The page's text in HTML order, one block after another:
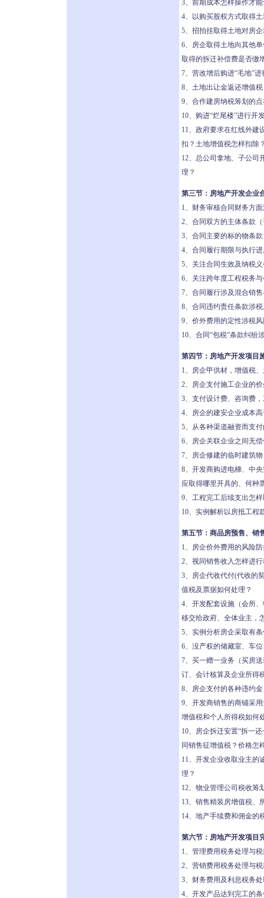
3、前期成本怎样操作才
4、以购买股权方式取得
5、招拍挂取得土地对房
6、房企取得土地向其他
取得的拆迁补偿费是否缴
7、营改增后购进“毛地”
8、土地出让金返还增值
9、合作建房纳税筹划的
10、购进“烂尾楼”进行开
11、政府要求在红线外建
扣？土地增值税怎样扣除
12、总公司拿地、子公司
理？
第三节：房地产开发企业
1、财务审核合同财务方
2、合同双方的主体条款
3、合同主要的标的物条
4、合同履行期限与执行
5、关注合同生效及纳税
6、关注跨年度工程税务
7、合同履行涉及混合销
8、合同违约责任条款涉
9、价外费用的定性涉税
10、合同“包税”条款纠纷
第四节：房地产开发项目
1、房企甲供材，增值税
2、房企支付施工企业的
3、支付设计费、咨询费
4、房企的建安企业成本
5、从各种渠道融资而支
6、房企关联企业之间无
7、房企修建的临时建筑
8、开发商购进电梯、中
应取得哪里开具的、何种
9、工程完工后续支出怎
10、实例解析以房抵工程
第五节：商品房预售、销
1、房企价外费用的风险
2、视同销售收入怎样进
3、房企代收代付(代收的
值税及票据如何处理？
4、开发配套设施（会所
移交给政府、全体业主，
5、实例分析房企采取有
6、没产权的储藏室、车
7、买一赠一业务（买房
订、会计核算及企业所得
8、房企支付的各种违约
9、开发商销售的商铺采
增值税和个人所得税如何
10、房企拆迁安置“拆一
同销售征增值税？价格怎
11、开发企业收取业主的
理？
12、物业管理公司税收筹
13、销售精装房增值税、
14、地产手续费和佣金的
第六节：房地产开发项目
1、管理费用税务处理与
2、营销费用税务处理与
3、财务费用及利息税务
4、开发产品达到完工的